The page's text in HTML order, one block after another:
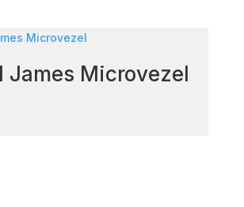
James Microvezel